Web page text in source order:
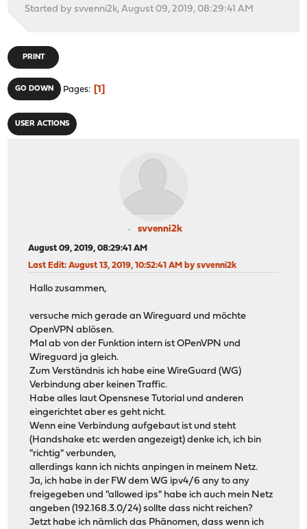
Started by svvenni2k, August 09, 2019, 08:29:41 AM
PRINT
GO DOWN Pages 1
USER ACTIONS
svvenni2k
August 09, 2019, 08:29:41 AM
Last Edit: August 13, 2019, 10:52:41 AM by svvenni2k
Hallo zusammen,
versuche mich gerade an Wireguard und möchte
OpenVPN ablösen.
Mal ab von der Funktion intern ist OPenVPN und
Wireguard ja gleich.
Zum Verständnis ich habe eine WireGuard (WG)
Verbindung aber keinen Traffic.
Habe alles laut Opensnese Tutorial und anderen
eingerichtet aber es geht nicht.
Wenn eine Verbindung aufgebaut ist und steht
(Handshake etc werden angezeigt) denke ich, ich bin
"richtig" verbunden,
allerdings kann ich nichts anpingen in meinem Netz.
Ja, ich habe in der FW dem WG ipv4/6 any to any
freigegeben und "allowed ips" habe ich auch mein Netz
angeben (192.168.3.0/24) sollte dass nicht reichen?
Jetzt habe ich nämlich das Phänomen, dass wenn ich